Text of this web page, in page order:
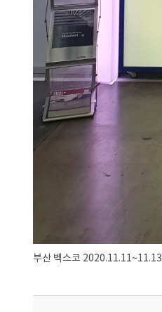
부산 벡스코 2020.11.11~11.13